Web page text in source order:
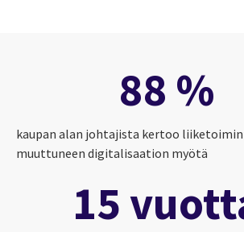
88 %
kaupan alan johtajista kertoo
muuttuneen digitalisaation myötä
15